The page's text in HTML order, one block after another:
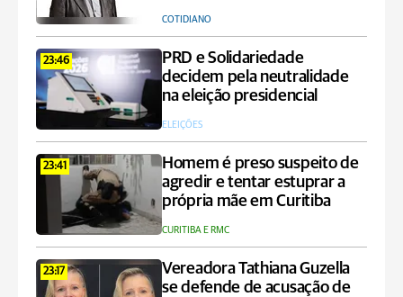
COTIDIANO
23:46
PRD e Solidariedade
decidem pela neutralidade
na eleição presidencial
ELEIÇÕES
23:41
Homem é preso suspeito de
agredir e tentar estuprar a
própria mãe em Curitiba
CURITIBA E RMC
23:17
Vereadora Tathiana Guzella
se defende de acusação de